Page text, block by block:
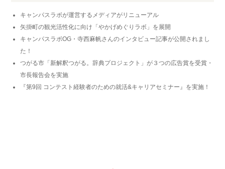
キャンパスラボが運営するメディアがリニューアル
矢掛町の観光活性化に向け「やかげめぐりラボ」を展開
キャンパスラボOG・寺西麻帆さんのインタビュー記事が公開されまし
た！
つがる市「新解釈つがる。辞典プロジェクト」が３つの広告賞を受賞・
市長報告会を実施
『第9回 コンテスト経験者のための就活&キャリアセミナー』を実施！